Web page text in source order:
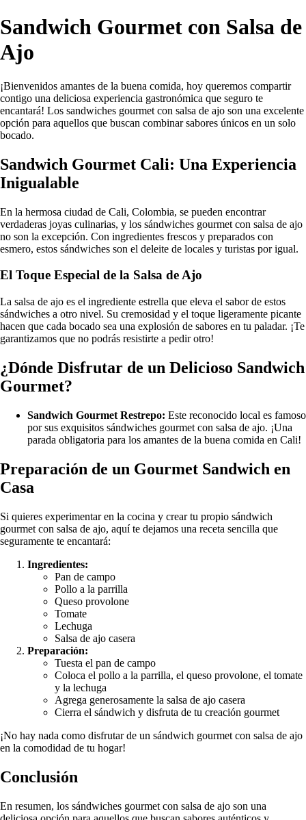
Sandwich Gourmet con Salsa de
Ajo
¡Bienvenidos amantes de la buena comida, hoy queremos compartir
contigo una deliciosa experiencia gastronómica que seguro te
encantará! Los sandwiches gourmet con salsa de ajo son una excelente
opción para aquellos que buscan combinar sabores únicos en un solo
bocado.
Sandwich Gourmet Cali: Una Experiencia
Inigualable
En la hermosa ciudad de Cali, Colombia, se pueden encontrar
verdaderas joyas culinarias, y los sándwiches gourmet con salsa de ajo
no son la excepción. Con ingredientes frescos y preparados con
esmero, estos sándwiches son el deleite de locales y turistas por igual.
El Toque Especial de la Salsa de Ajo
La salsa de ajo es el ingrediente estrella que eleva el sabor de estos
sándwiches a otro nivel. Su cremosidad y el toque ligeramente picante
hacen que cada bocado sea una explosión de sabores en tu paladar. ¡Te
garantizamos que no podrás resistirte a pedir otro!
¿Dónde Disfrutar de un Delicioso Sandwich
Gourmet?
Sandwich Gourmet Restrepo: Este reconocido local es famoso
por sus exquisitos sándwiches gourmet con salsa de ajo. ¡Una
parada obligatoria para los amantes de la buena comida en Cali!
Preparación de un Gourmet Sandwich en
Casa
Si quieres experimentar en la cocina y crear tu propio sándwich
gourmet con salsa de ajo, aquí te dejamos una receta sencilla que
seguramente te encantará:
Ingredientes:
Pan de campo
Pollo a la parrilla
Queso provolone
Tomate
Lechuga
Salsa de ajo casera
Preparación:
Tuesta el pan de campo
Coloca el pollo a la parrilla, el queso provolone, el tomate
y la lechuga
Agrega generosamente la salsa de ajo casera
Cierra el sándwich y disfruta de tu creación gourmet
¡No hay nada como disfrutar de un sándwich gourmet con salsa de ajo
en la comodidad de tu hogar!
Conclusión
En resumen, los sándwiches gourmet con salsa de ajo son una